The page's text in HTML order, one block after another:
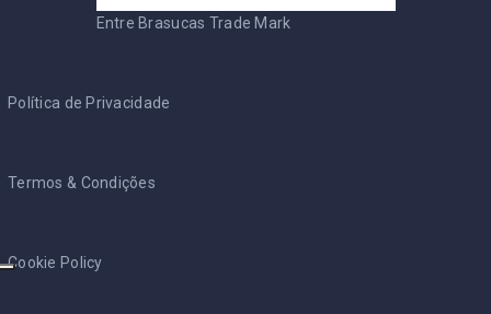
Entre Brasucas Trade Mark
Política de Privacidade
Termos & Condições
Cookie Policy